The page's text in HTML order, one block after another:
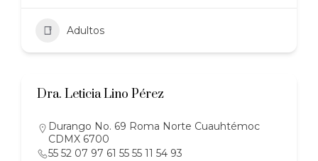
Adultos
Dra. Leticia Lino Pérez
Durango No. 69 Roma Norte Cuauhtémoc
CDMX 6700
55 52 07 97 61 55 55 11 54 93